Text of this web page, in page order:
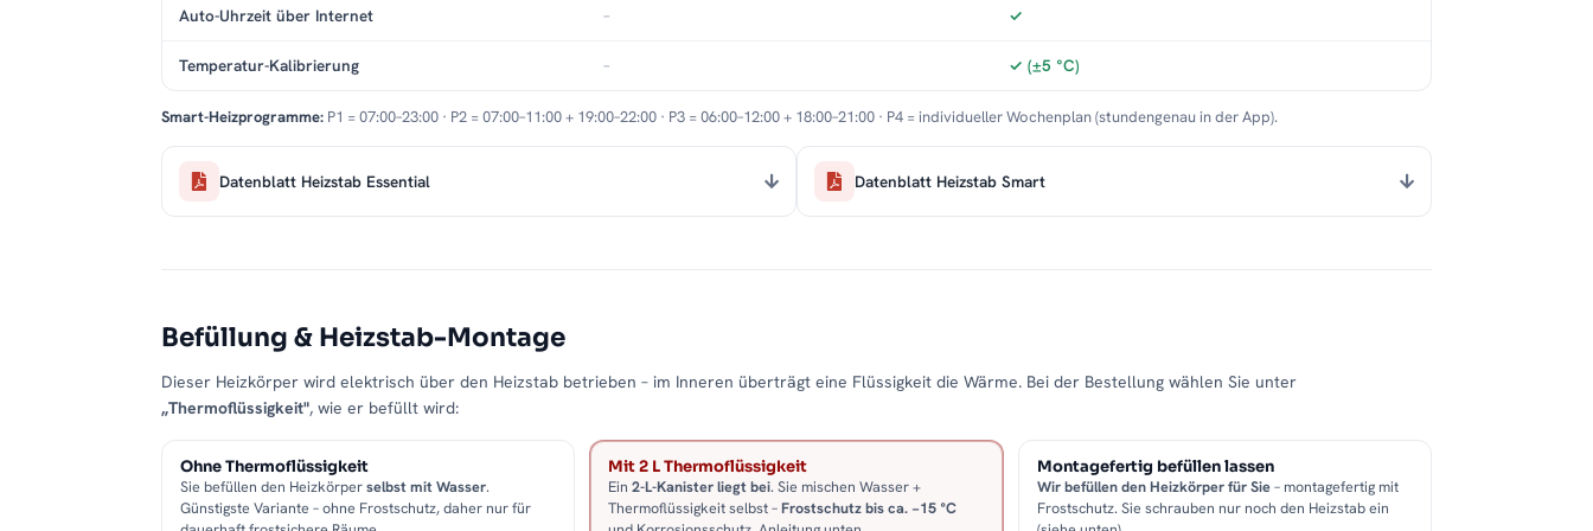
Pflegeleichte Oberfläche
: Einfach zu reinigen und hygienisch
Lieferumfang
Heizstab mit 5 Heizstufen
Kompetenter Kundenservice und bequeme Zusatzleistungen
Produktauswahl bis zur Montage. Auf Wunsch bieten wir Ihnen zusätzlich einen professionellen
Montageservicean, um sicherzustellen, dass Ihr neuer Heizkörper optimal installiert wird.
Auto-Uhrzeit über Internet – ✓
Temperatur-Kalibrierung – ✓ (±5 °C)
Smart-Heizprogramme: P1 = 07:00–23:00 · P2 = 07:00–11:00 + 19:00–22:00 · P3 = 06:00–12:00 + 18:00–21:00 · P4 = individueller Wochenplan (stundengenau in der App).
Datenblatt Heizstab Essential Datenblatt Heizstab Smart
Befüllung & Heizstab-Montage
Dieser Heizkörper wird elektrisch über den Heizstab betrieben – im Inneren überträgt eine Flüssigkeit die Wärme. Bei der Bestellung wählen Sie unter
„Thermoflüssigkeit", wie er befüllt wird:
Ohne Thermoflüssigkeit
Sie befüllen den Heizkörperselbst mit Wasser.
Günstigste Variante – ohne Frostschutz, daher nur für
Mit 2 L Thermoflüssigkeit
Ein2-L-Kanister liegt bei. Sie mischen Wasser +
Thermoflüssigkeit selbst –Frostschutz bis ca. −15 °C
Montagefertig befüllen lassen
Wir befüllen den Heizkörper für Sie– montagefertig mit
Frostschutz. Sie schrauben nur noch den Heizstab ein